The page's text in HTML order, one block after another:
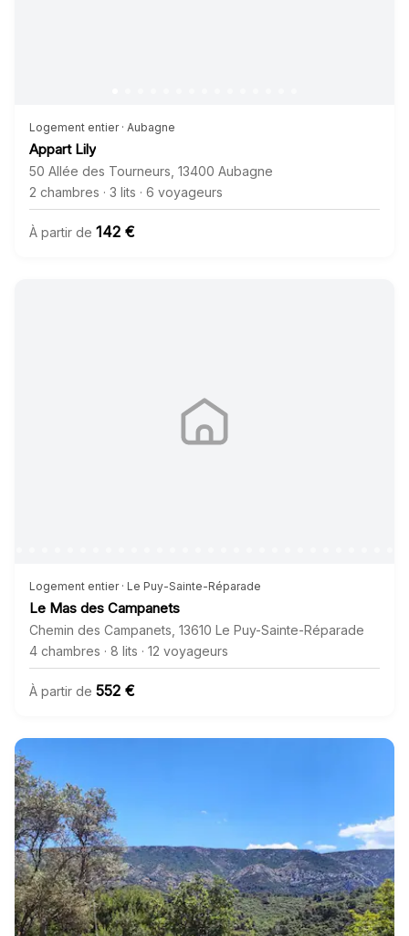
Logement entier · Aubagne
Appart Lily
50 Allée des Tourneurs 13400 Aubagne
2 chambres · 3 lits · 6 voyageurs
À partir de 142 €
Logement entier · Le Puy-Sainte-Réparade
Le Mas des Campanets
Chemin des Campanets 13610 Le Puy-Sainte-Réparade
4 chambres · 8 lits · 12 voyageurs
À partir de 552 €